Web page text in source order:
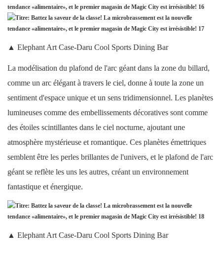
▲ Elephant Art Case-Daru Cool Sports Dining Bar
La modélisation du plafond de l'arc géant dans la zone du billard,
comme un arc élégant à travers le ciel, donne à toute la zone un
sentiment d'espace unique et un sens tridimensionnel. Les planètes
lumineuses comme des embellissements décoratives sont comme
des étoiles scintillantes dans le ciel nocturne, ajoutant une
atmosphère mystérieuse et romantique. Ces planètes émettriques
semblent être les perles brillantes de l'univers, et le plafond de l'arc
géant se reflète les uns les autres, créant un environnement
fantastique et énergique.
▲ Elephant Art Case-Daru Cool Sports Dining Bar